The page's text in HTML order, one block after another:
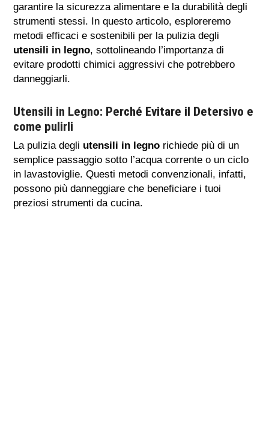
garantire la sicurezza alimentare e la durabilità degli
strumenti stessi. In questo articolo, esploreremo
metodi efficaci e sostenibili per la pulizia degli
utensili in legno, sottolineando l’importanza di
evitare prodotti chimici aggressivi che potrebbero
danneggiarli.
Utensili in Legno: Perché Evitare il Detersivo e
come pulirli
La pulizia degli utensili in legno richiede più di un
semplice passaggio sotto l’acqua corrente o un ciclo
in lavastoviglie. Questi metodi convenzionali, infatti,
possono più danneggiare che beneficiare i tuoi
preziosi strumenti da cucina.